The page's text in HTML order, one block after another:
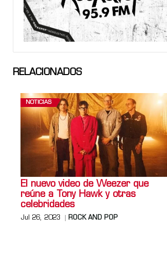
RELACIONADOS
NOTICIAS
El nuevo video de Weezer que
reúne a Tony Hawk y otras
celebridades
Jul 26, 2023 ROCK AND POP